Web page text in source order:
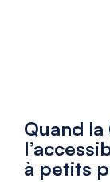
Quand
à petits